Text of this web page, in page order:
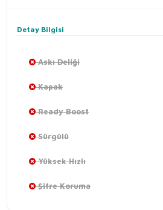
Detay Bilgisi
Askı Deliği
Kapak
Ready Boost
Sürgülü
Yüksek Hızlı
Şifre Koruma